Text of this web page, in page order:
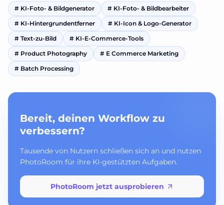
# KI-Foto- & Bildgenerator # KI-Foto- & Bildbearbeiter
# KI-Hintergrundentferner # KI-Icon & Logo-Generator
# Text-zu-Bild # KI-E-Commerce-Tools
# Product Photography # E Commerce Marketing
# Batch Processing
Bereit, deinen Workflow zu
verbessern?
Tausende von Nutzern schließen sich an und nutzen
PhotoRoom für ihre KI-gestützten Aufgaben.
PhotoRoom jetzt ausprobieren